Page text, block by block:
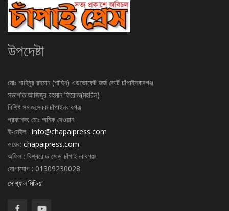
উপদেষ্টা
মোঃ শাহিনুর রহমান (শাহিন) এডভোকেট জর্জ কোর্ট চাঁপাইনবাবগঞ্জ
সভাপতি:আজিজুর রহমান ফিরোজ(মহরিল)
বিশিষ্ট সমাজসেবক চাঁপাইনবাবগঞ্জ
প্রকাশক: মোঃ অনিক দেওয়ান
ই-মেইল : info@chapaipress.com
ওয়েব: chapaipress.com
অফিস : বিশ্বরোড মোড় চাঁপাইনবাবগঞ্জ
যোগাযোগ : 01309230028
সোশ্যাল মিডিয়া